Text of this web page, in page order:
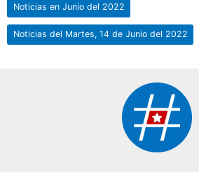
Noticias en Junio del 2022
Noticias del Martes, 14 de Junio del 2022